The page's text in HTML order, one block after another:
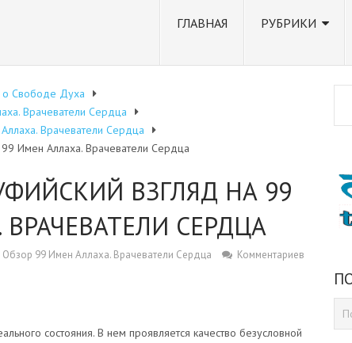
ГЛАВНАЯ РУБРИКИ
о Свободе Духа
Врачеватели Сердца
Врачеватели Сердца
Имен Аллаха. Врачеватели Сердца
ВЗГЛЯД НА 99
СЕРДЦА
Обзор 99 Имен Аллаха. Врачеватели Сердца
Комментариев
состояния. В нем проявляется качество безусловной